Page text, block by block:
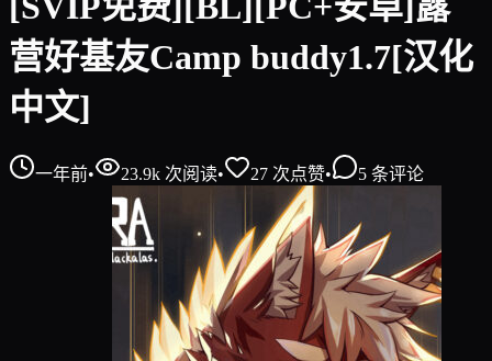
营好基友Camp buddy1.7[汉化
中文]
一年前• 23.9k 次阅读• 27 次点赞• 5 条评论